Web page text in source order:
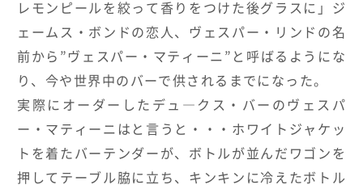
レモンピールを絞って香りをつけた後グラスに」ジ
ェームス・ボンドの恋人、ヴェスパー・リンドの名
前から”ヴェスパー・マティーニ”と呼ばるようにな
り、今や世界中のバーで供されるまでになった。
実際にオーダーしたデュ―クス・バーのヴェスパ
ー・マティーニはと言うと・・・ホワイトジャケッ
トを着たバーテンダーが、ボトルが並んだワゴンを
押してテーブル脇に立ち、キンキンに冷えたボトル